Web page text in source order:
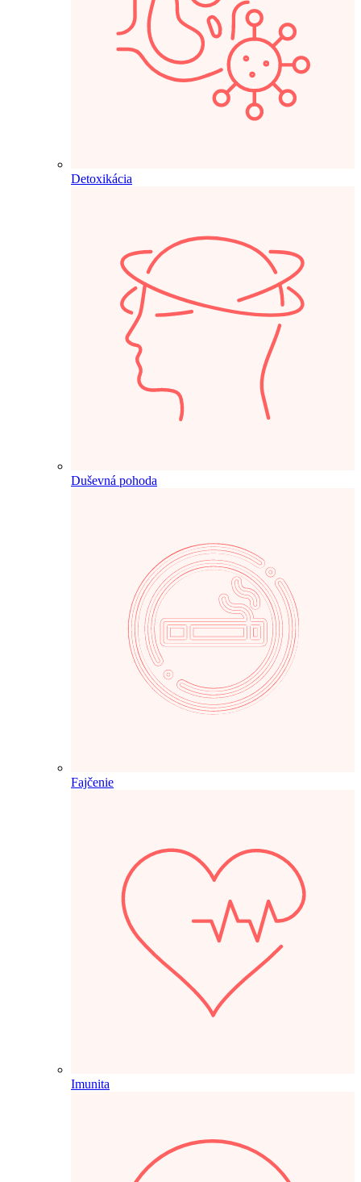
Detoxikácia
Duševná pohoda
Fajčenie
Imunita